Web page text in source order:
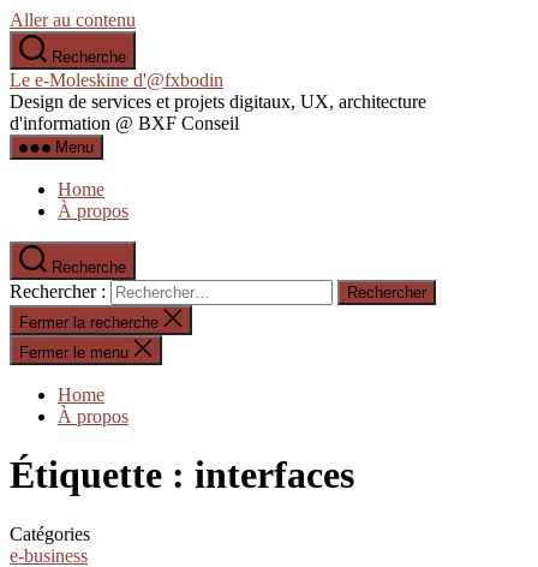
Aller au contenu
Recherche
Le e-Moleskine d'@fxbodin
Design de services et projets digitaux, UX, architecture
d'information @ BXF Conseil
Menu
Home
À propos
Recherche
Rechercher :
Fermer la recherche
Fermer le menu
Home
À propos
Étiquette : interfaces
Catégories
e-business